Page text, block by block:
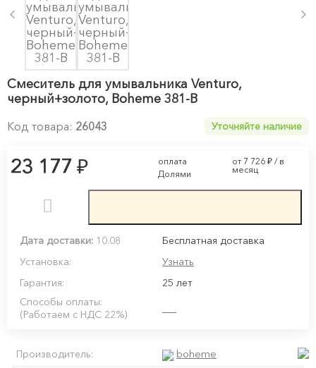
Смеситель для умывальника Venturo,
черный+золото, Boheme 381-B
Код товара: 26043 Уточняйте наличие
23 177 ₽
оплата
Долями
от 7 726 ₽/ в
месяц
Дата доставки: 10.08
Бесплатная доставка
Установка:
Узнать
Гарантия:
25 лет
Способы оплаты:
(Работаем с НДС 22%)
Производитель: boheme